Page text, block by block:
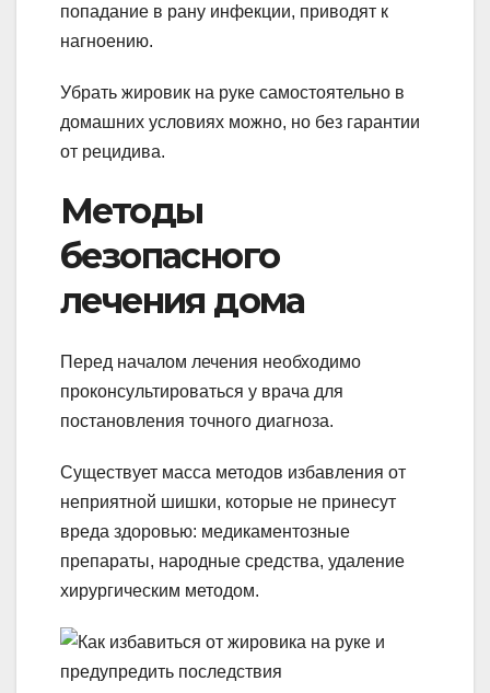
попадание в рану инфекции, приводят к
нагноению.
Убрать жировик на руке самостоятельно в
домашних условиях можно, но без гарантии
от рецидива.
Методы
безопасного
лечения дома
Перед началом лечения необходимо
проконсультироваться у врача для
постановления точного диагноза.
Существует масса методов избавления от
неприятной шишки, которые не принесут
вреда здоровью: медикаментозные
препараты, народные средства, удаление
хирургическим методом.